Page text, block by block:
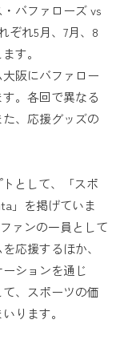
バファローズ vs
ぞれ5月、7月、8
す。
阪にバファロー
。各回で異なる
、応援グッズの
として、「スポ
」を掲げていま
ァンの一員として
応援するほか、
ションを通じ
、スポーツの価
ります。